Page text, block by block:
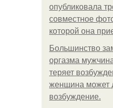
опубликовала
совместное
которой она
Большинство
оргазма
теряет
женщина может
возбуждение.